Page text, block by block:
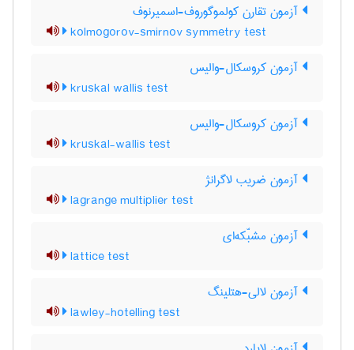
آزمون تقارن کولموگوروف-اسمیرنوف
kolmogorov-smirnov symmetry test
آزمون کروسکال-والیس
kruskal wallis test
آزمون کروسکال-والیس
kruskal-wallis test
آزمون ضریب لاگرانژ
lagrange multiplier test
آزمون مشبّکه‌ای
lattice test
آزمون لالی-هتلینگ
lawley-hotelling test